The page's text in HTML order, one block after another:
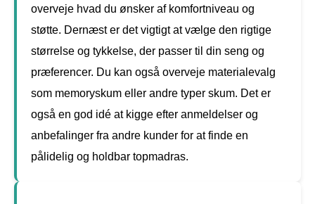
overveje hvad du ønsker af komfortniveau og
støtte. Dernæst er det vigtigt at vælge den rigtige
størrelse og tykkelse, der passer til din seng og
præferencer. Du kan også overveje materialevalg
som memoryskum eller andre typer skum. Det er
også en god idé at kigge efter anmeldelser og
anbefalinger fra andre kunder for at finde en
pålidelig og holdbar topmadras.